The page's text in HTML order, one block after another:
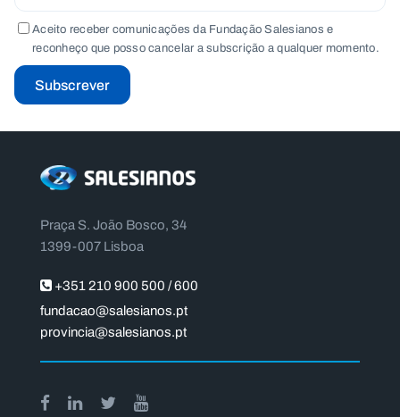
Aceito receber comunicações da Fundação Salesianos e
reconheço que posso cancelar a subscrição a qualquer momento.
Subscrever
Praça S. João Bosco, 34
1399-007 Lisboa
+351 210 900 500 / 600
fundacao@salesianos.pt
provincia@salesianos.pt